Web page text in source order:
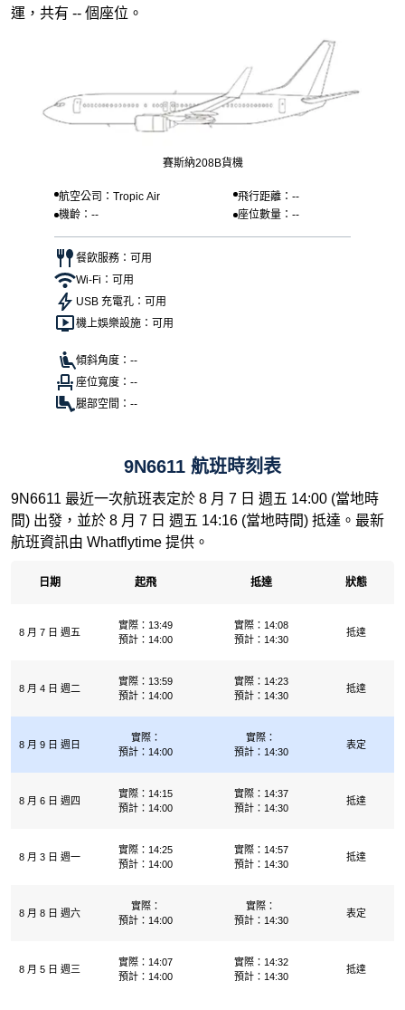
運，共有 -- 個座位。
賽斯納208B貨機
航空公司：Tropic Air
飛行距離：--
機齡：--
座位數量：--
餐飲服務：可用
Wi-Fi：可用
USB 充電孔：可用
機上娛樂設施：可用
傾斜角度：--
座位寬度：--
腿部空間：--
9N6611 航班時刻表
9N6611 最近一次航班表定於 8 月 7 日 週五 14:00 (當地時
間) 出發，並於 8 月 7 日 週五 14:16 (當地時間) 抵達。最新
航班資訊由 Whatflytime 提供。
日期 起飛 抵達 狀態
8 月 7 日 週五
實際：13:49
預計：14:00
實際：14:08
預計：14:30
抵達
8 月 4 日 週二
實際：13:59
預計：14:00
實際：14:23
預計：14:30
抵達
8 月 9 日 週日
實際：
預計：14:00
實際：
預計：14:30
表定
8 月 6 日 週四
實際：14:15
預計：14:00
實際：14:37
預計：14:30
抵達
8 月 3 日 週一
實際：14:25
預計：14:00
實際：14:57
預計：14:30
抵達
8 月 8 日 週六
實際：
預計：14:00
實際：
預計：14:30
表定
8 月 5 日 週三
實際：14:07
預計：14:00
實際：14:32
預計：14:30
抵達